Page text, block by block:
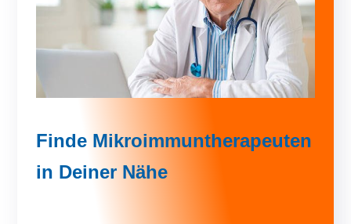
Finde Mikroimmuntherapeuten
in Deiner Nähe